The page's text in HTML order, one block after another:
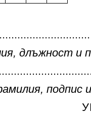
..........................
длъжност и
подпис